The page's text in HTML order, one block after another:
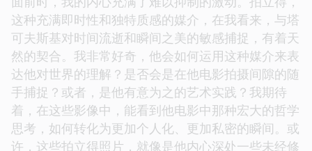
这种充满即时性和独特质感的媒介，在我看来，与塔
可夫斯基对时间流逝和瞬间之美的敏感捕捉，有着天
然的契合。我非常好奇，他会如何运用这种媒介来表
达他对世界的理解？是否会是在他电影拍摄间隙的随
手捕捉？或者，是他有意为之的艺术实践？我期待
着，在这些影像中，能看到他电影中那种宏大的哲学
思考，如何转化为更加个人化、更加私密的瞬间。或
许，这些拍立得照片，就像是他内心深处一些未经修